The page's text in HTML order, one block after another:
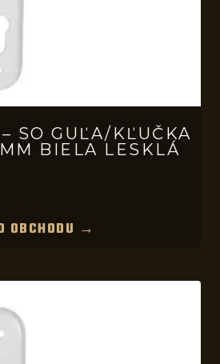
SO GUĽA/KĽUČKA
BIELA LESKLÁ
OBCHODU →